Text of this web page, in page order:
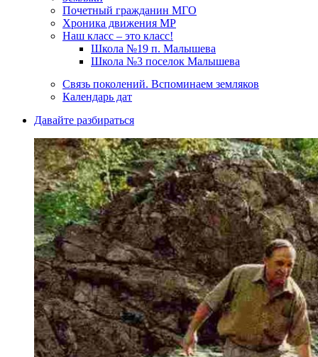
Почетный гражданин МГО
Хроника движения МР
Наш класс – это класс!
Школа №19 п. Малышева
Школа №3 поселок Малышева
Связь поколений. Вспоминаем земляков
Календарь дат
Давайте разбираться